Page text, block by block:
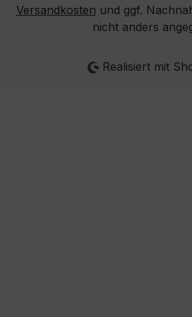
Versandkosten und ggf.
nicht anders
Realisiert mit